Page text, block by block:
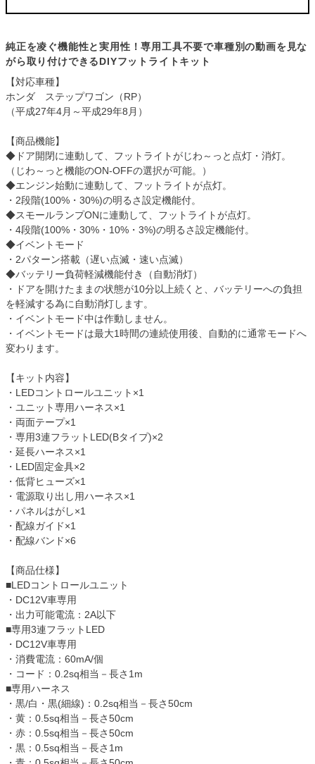
純正を凌ぐ機能性と実用性！専用工具不要で車種別の動画を見な
がら取り付けできるDIYフットライトキット
【対応車種】
ホンダ ステップワゴン（RP）
（平成27年4月～平成29年8月）
【商品機能】
◆ドア開閉に連動して、フットライトがじわ～っと点灯・消灯。
（じわ～っと機能のON-OFFの選択が可能。）
◆エンジン始動に連動して、フットライトが点灯。
・2段階(100%・30%)の明るさ設定機能付。
◆スモールランプONに連動して、フットライトが点灯。
・4段階(100%・30%・10%・3%)の明るさ設定機能付。
◆イベントモード
・2パターン搭載（遅い点滅・速い点滅）
◆バッテリー負荷軽減機能付き（自動消灯）
・ドアを開けたままの状態が10分以上続くと、バッテリーへの負担
を軽減する為に自動消灯します。
・イベントモード中は作動しません。
・イベントモードは最大1時間の連続使用後、自動的に通常モードへ
変わります。
【キット内容】
・LEDコントロールユニット×1
・ユニット専用ハーネス×1
・両面テープ×1
・専用3連フラットLED(Bタイプ)×2
・延長ハーネス×1
・LED固定金具×2
・低背ヒューズ×1
・電源取り出し用ハーネス×1
・パネルはがし×1
・配線ガイド×1
・配線バンド×6
【商品仕様】
■LEDコントロールユニット
・DC12V車専用
・出力可能電流：2A以下
■専用3連フラットLED
・DC12V車専用
・消費電流：60mA/個
・コード：0.2sq相当－長さ1m
■専用ハーネス
・黒/白・黒(細線)：0.2sq相当－長さ50cm
・黄：0.5sq相当－長さ50cm
・赤：0.5sq相当－長さ50cm
・黒：0.5sq相当－長さ1m